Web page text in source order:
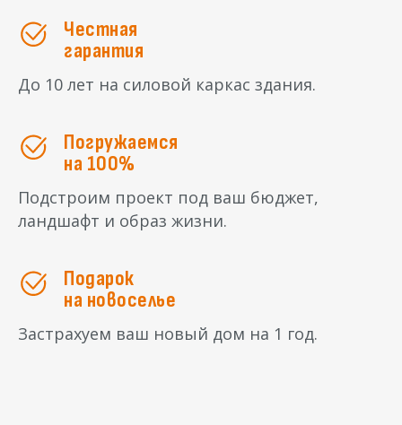
Честная
гарантия
До 10 лет на силовой каркас здания.
Погружаемся
на 100%
Подстроим проект под ваш бюджет,
ландшафт и образ жизни.
Подарок
на новоселье
Застрахуем ваш новый дом на 1 год.